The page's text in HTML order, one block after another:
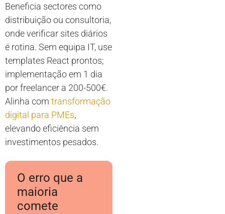
Beneficia sectores como
distribuição ou consultoria,
onde verificar sites diários
é rotina. Sem equipa IT, use
templates React prontos;
implementação em 1 dia
por freelancer a 200-500€.
Alinha com transformação
digital para PMEs,
elevando eficiência sem
investimentos pesados.
O erro que a
maioria
comete